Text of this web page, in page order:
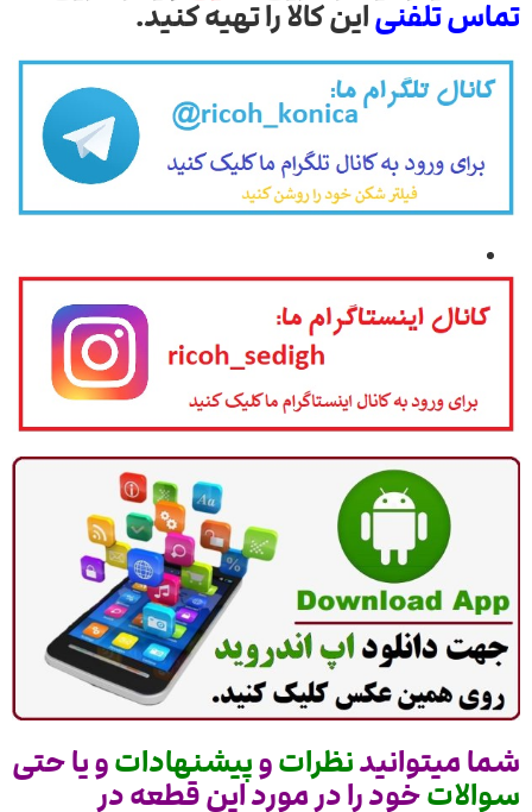
تماس تلفنیاین کالا را تهیه کنید.
شما میتوانیدنظراتوپیشنهاداتو یا حتی
سوالاتخود را در مورد این قطعه در